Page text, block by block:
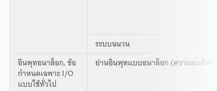
ระบบฉนวน
อินพุทอนาล็อก, ข้อ
กำหนดเฉพาะ I/O
แบบใช้ทั่วไป
ย่านอินพุทแบบอนาล็อก (ความละเอียด)